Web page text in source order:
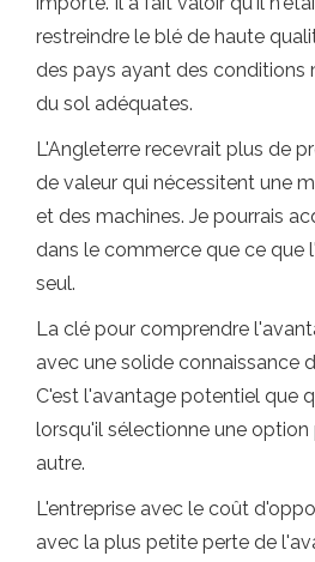
restreindre le blé de haute
des pays ayant des
du sol adéquates.
L'Angleterre recevrait plus de
de valeur qui nécessitent une
et des machines. Je pourrais
dans le commerce que ce que
seul.
La clé pour comprendre
avec une solide connaissance
C'est l'avantage potentiel que
lorsqu'il sélectionne une option
autre.
L'entreprise avec le coût
avec la plus petite perte de